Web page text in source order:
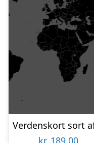
kr. 189,00